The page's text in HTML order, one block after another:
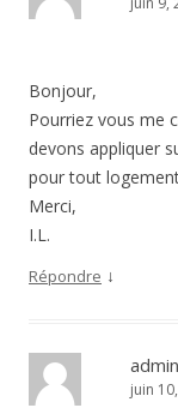
Bonjour,
Pourriez vous me
devons appliquer
pour tout
Merci,
I.L.
Répondre ↓
admin
juin